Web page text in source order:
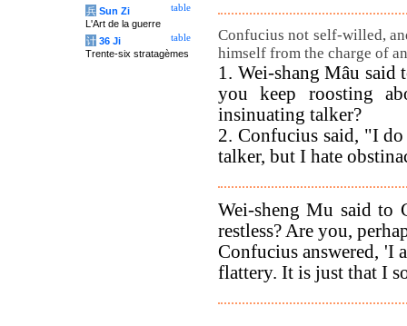
Confucius not self-willed,
himself from the charge of
1. Wei-shang Mâu
you keep roosting
insinuating talker?
2. Confucius said, "I
talker, but I hate
Wei-sheng Mu said to
restless? Are you,
Confucius answered, 'I
flattery. It is just that I
table
兵 Sun Zi
L'Art de la guerre
table
计 36 Ji
Trente-six stratagèmes